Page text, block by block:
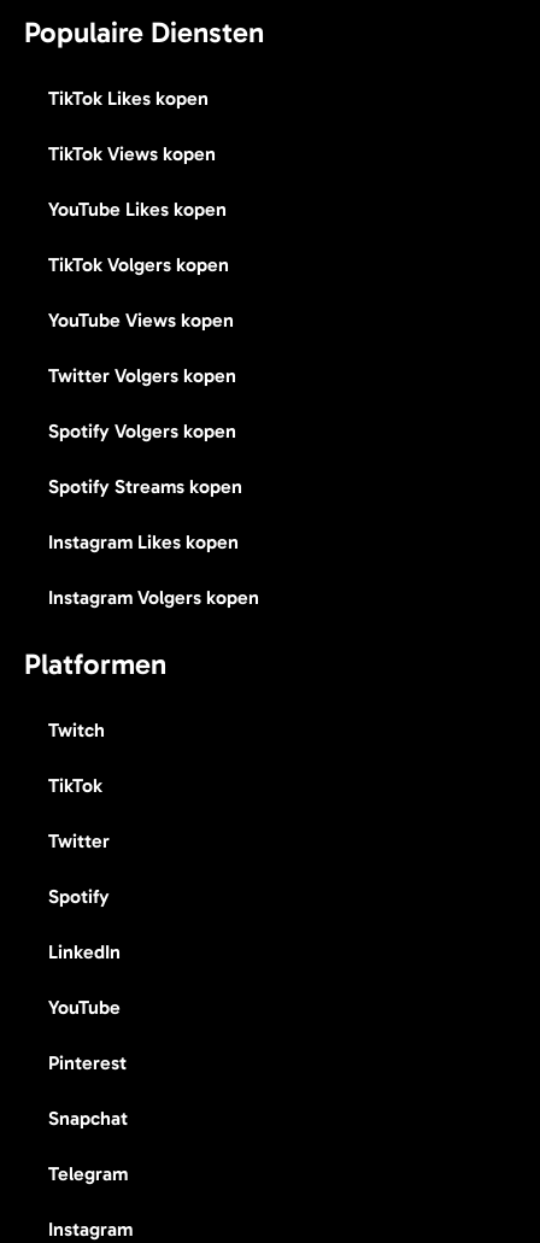
Populaire Diensten
TikTok Likes kopen
TikTok Views kopen
YouTube Likes kopen
TikTok Volgers kopen
YouTube Views kopen
Twitter Volgers kopen
Spotify Volgers kopen
Spotify Streams kopen
Instagram Likes kopen
Instagram Volgers kopen
Platformen
Twitch
TikTok
Twitter
Spotify
LinkedIn
YouTube
Pinterest
Snapchat
Telegram
Instagram